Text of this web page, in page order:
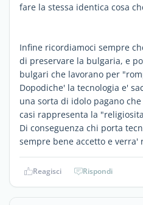
fare la stessa identica cosa
Infine ricordiamoci sempre
di preservare la bulgaria, e
bulgari che lavorano per
Dopodiche' la tecnologia e'
una sorta di idolo pagano
casi rappresenta la
Di conseguenza chi porta
sempre bene accetto e verra'
Reagisci Rispondi